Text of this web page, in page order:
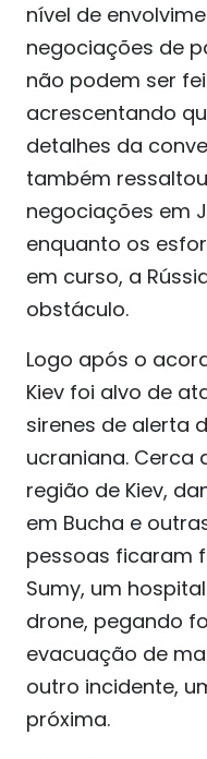
nível de
negociações de
não podem ser
acrescentando
detalhes da
também
negociações em
enquanto os
em curso, a
obstáculo.
Logo após o
Kiev foi alvo de
sirenes de alerta
ucraniana. Cerca
região de Kiev,
em Bucha e
pessoas ficaram
Sumy, um
drone, pegando
evacuação de
outro incidente,
próxima.